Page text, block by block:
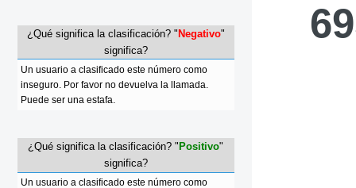
¿Qué significa la clasificación? "Negativo"
significa?
Un usuario a clasificado este número como
inseguro. Por favor no devuelva la llamada.
Puede ser una estafa.
¿Qué significa la clasificación? " Positivo"
significa?
Un usuario a clasificado este número como